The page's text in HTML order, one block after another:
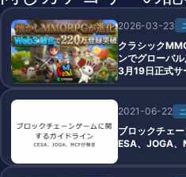
2026-03-23
クラシック
ンでグローバ
3月19日正式サ
2021-06-22
ブロックチェ
ESA、JOGA、